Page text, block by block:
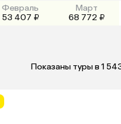
Февраль
53 407 ₽
Март
68 772 ₽
Показаны туры в 1